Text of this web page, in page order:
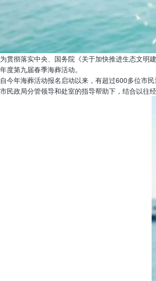
为贯彻落实中央、国务院《关于加快推进生态文明
年度第九届春季海葬活动。
自今年海葬活动报名启动以来，有超过600多位市
市民政局分管领导和处室的指导帮助下，结合以往